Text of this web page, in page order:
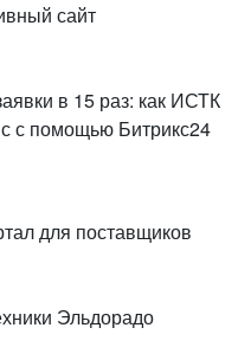
сайт
в 15 раз: как ИСТК
с помощью Битрикс24
для поставщиков
Эльдорадо